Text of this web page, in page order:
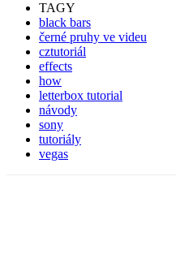
TAGY
black bars
černé pruhy ve videu
cztutoriál
effects
how
letterbox tutorial
návody
sony
tutoriály
vegas